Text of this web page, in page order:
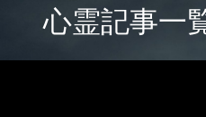
心霊記事一